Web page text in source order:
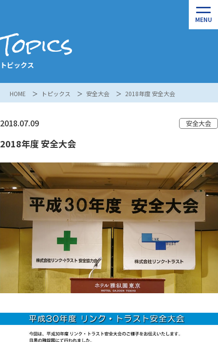
Topics
トピックス
HOME トピックス 安全大会 2018年度 安全大会
2018.07.09 安全大会
2018年度 安全大会